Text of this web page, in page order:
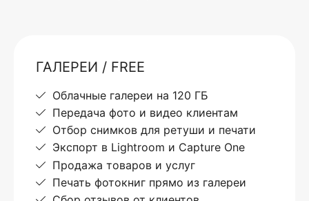
ГАЛЕРЕИ / FREE
Облачные галереи на 120 ГБ
Передача фото и видео клиентам
Отбор снимков для ретуши и печати
Экспорт в Lightroom и Capture One
Продажа товаров и услуг
Печать фотокниг прямо из галереи